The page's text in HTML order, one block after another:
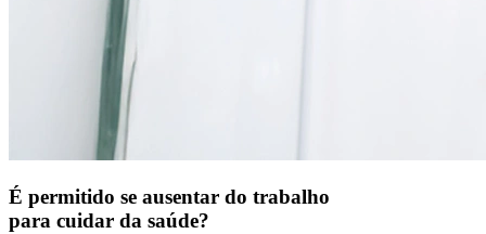
É permitido se ausentar do trabalho
para cuidar da saúde?